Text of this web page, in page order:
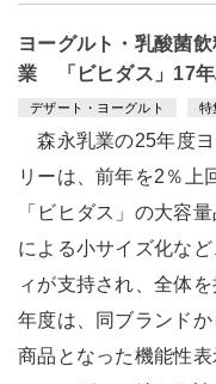
ヨーグルト・乳酸菌
業 「ビヒダス」17年
デザート・ヨーグルト 特
森永乳業の25年度
リーは、前年を2％上
「ビヒダス」の大容
による小サイズ化な
ィが支持され、全体
年度は、同ブランド
商品となった機能性